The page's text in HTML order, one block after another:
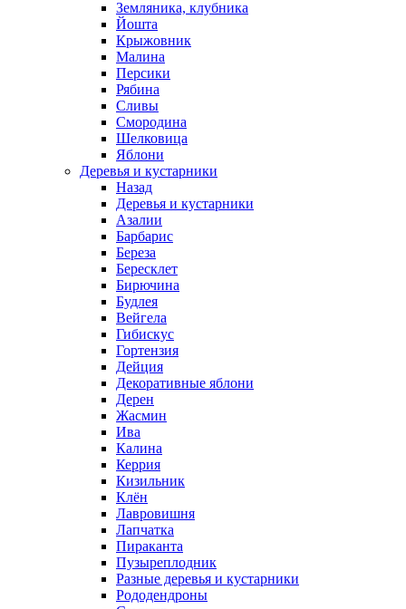
Земляника, клубника
Йошта
Крыжовник
Малина
Персики
Рябина
Сливы
Смородина
Шелковица
Яблони
Деревья и кустарники
Назад
Деревья и кустарники
Азалии
Барбарис
Береза
Бересклет
Бирючина
Будлея
Вейгела
Гибискус
Гортензия
Дейция
Декоративные яблони
Дерен
Жасмин
Ива
Калина
Керрия
Кизильник
Клён
Лавровишня
Лапчатка
Пираканта
Пузыреплодник
Разные деревья и кустарники
Рододендроны